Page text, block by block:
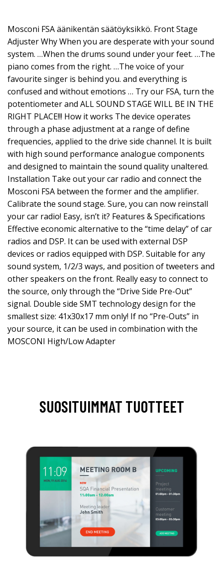
Mosconi FSA äänikentän säätöyksikkö. Front Stage
Adjuster Why When you are desperate with your sound
system. …When the drums sound under your feet. …The
piano comes from the right. …The voice of your
favourite singer is behind you. and everything is
confused and without emotions … Try our FSA, turn the
potentiometer and ALL SOUND STAGE WILL BE IN THE
RIGHT PLACE!!! How it works The device operates
through a phase adjustment at a range of define
frequencies, applied to the drive side channel. It is built
with high sound performance analogue components
and designed to maintain the sound quality unaltered.
Installation Take out your car radio and connect the
Mosconi FSA between the former and the amplifier.
Calibrate the sound stage. Sure, you can now reinstall
your car radio! Easy, isn’t it? Features & Specifications
Effective economic alternative to the “time delay” of car
radios and DSP. It can be used with external DSP
devices or radios equipped with DSP. Suitable for any
sound system, 1/2/3 ways, and position of tweeters and
other speakers on the front. Really easy to connect to
the source, only through the “Drive Side Pre-Out”
signal. Double side SMT technology design for the
smallest size: 41x30x17 mm only! If no “Pre-Outs” in
your source, it can be used in combination with the
MOSCONI High/Low Adapter
SUOSITUIMMAT TUOTTEET